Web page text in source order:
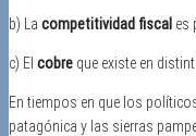
b) La competitividad fiscal es
c) El cobre que existe en
En tiempos en que los
patagónica y las sierras